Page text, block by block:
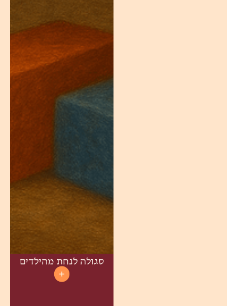
סגולה לנחת מהילדים